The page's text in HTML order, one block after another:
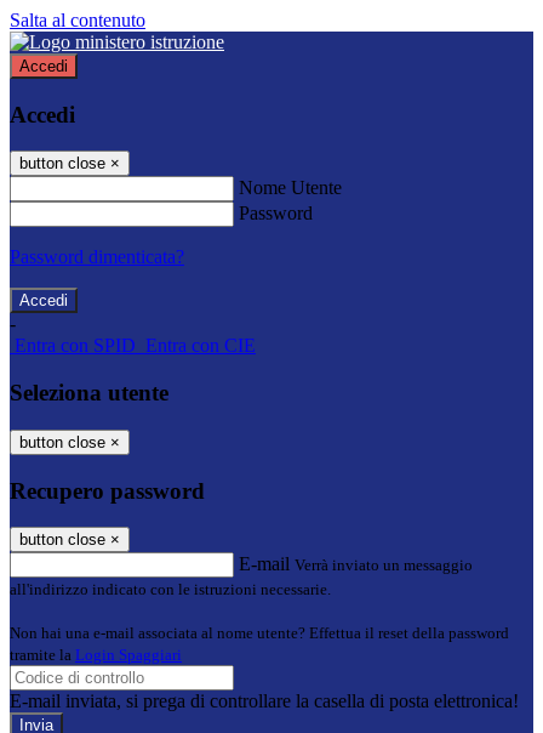
Salta al contenuto
Accedi
Accedi
button close ×
Nome Utente
Password
Password dimenticata?
-
Entra con SPID Entra con CIE
Seleziona utente
button close ×
Recupero password
button close ×
E-mail Verrà inviato un messaggio
all'indirizzo indicato con le istruzioni necessarie.
Non hai una e-mail associata al nome utente? Effettua il reset della password
tramite la Login Spaggiari
E-mail inviata, si prega di controllare la casella di posta elettronica!